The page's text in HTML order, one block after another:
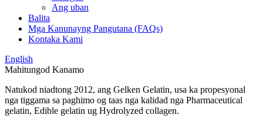
Ang uban
Balita
Mga Kanunayng Pangutana (FAQs)
Kontaka Kami
English
Mahitungod Kanamo
Natukod niadtong 2012, ang Gelken Gelatin, usa ka propesyonal
nga tiggama sa paghimo og taas nga kalidad nga Pharmaceutical
gelatin, Edible gelatin ug Hydrolyzed collagen.